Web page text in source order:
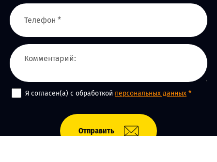
Я согласен(а) с обработкой персональных данных *
Отправить